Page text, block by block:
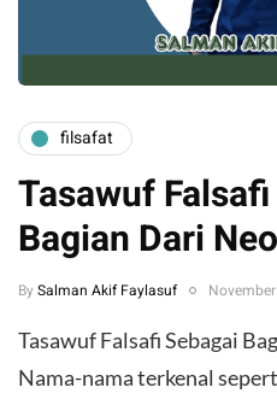
filsafat
Tasawuf
Bagian Dari
By Salman Akif Faylasuf
Tasawuf Falsafi Sebagai
Nama-nama terkenal